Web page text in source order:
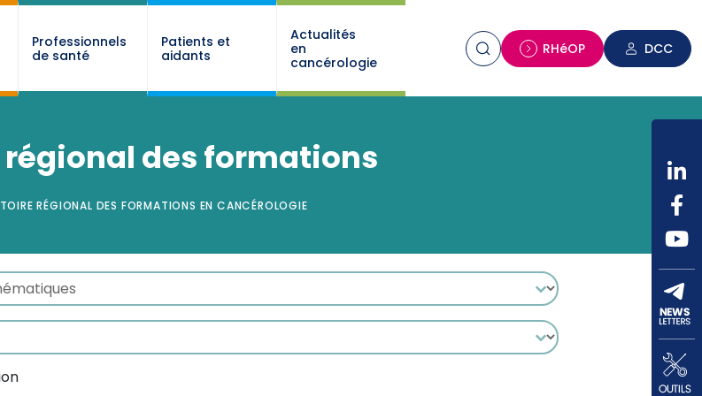
Professionnels
de santé
Patients et
aidants
Actualités
en
cancérologie
RHéOP DCC
régional des formations
RÉGIONAL DES FORMATIONS EN CANCÉROLOGIE